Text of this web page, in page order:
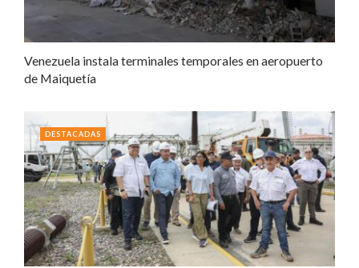
Venezuela instala terminales temporales en aeropuerto
de Maiquetía
DESTACADAS